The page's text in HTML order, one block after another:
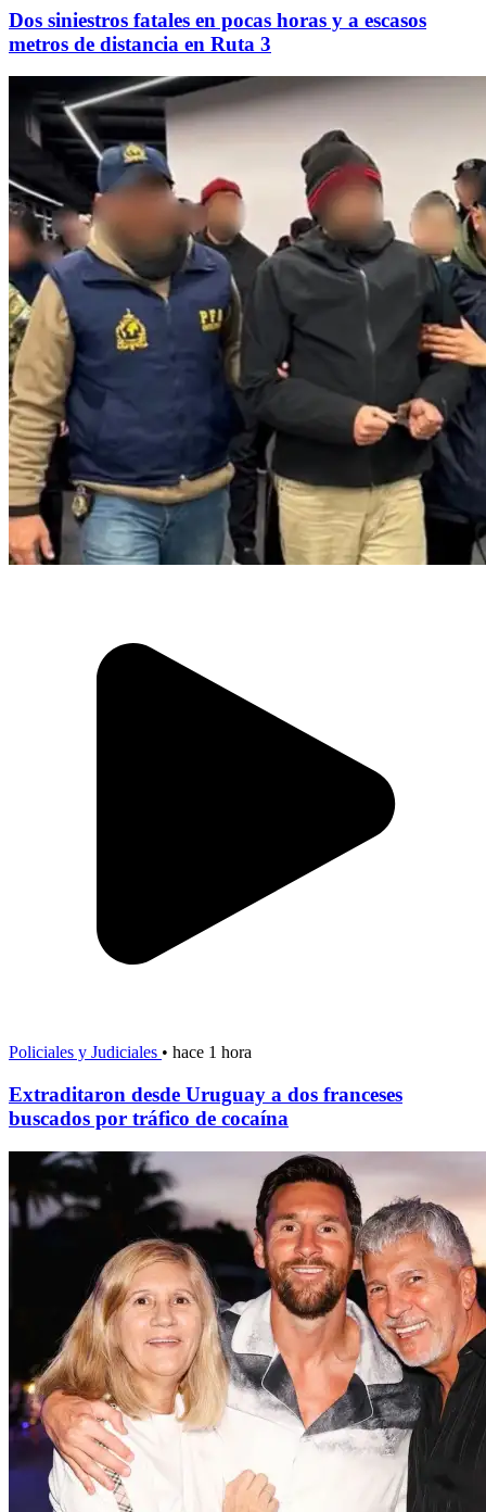
Dos siniestros fatales en pocas horas y a escasos
metros de distancia en Ruta 3
Policiales y Judiciales • hace 1 hora
Extraditaron desde Uruguay a dos franceses
buscados por tráfico de cocaína